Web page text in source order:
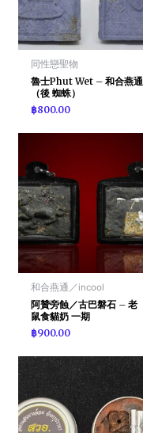
同性戀聖物
魯士Phut Wet – 和合燕通
（後 蜘蛛）
฿800.00
和合燕通／incool
阿贊旁蝕／古巴磐石 – 老
鼠食貓奶 一期
฿900.00